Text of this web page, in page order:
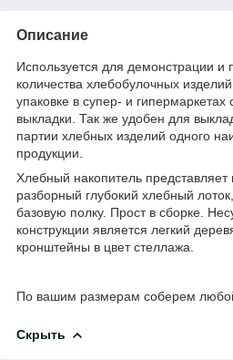
Описание
Используется для демонстрации и
количества хлебобулочных
упаковке в супер- и
выкладки. Так же удобен для
партии хлебных изделий одного
продукции.
Хлебный накопитель представляет
разборный глубокий хлебный
базовую полку. Прост в сборке.
конструкции является легкий
кронштейны в цвет стеллажа.
По вашим размерам соберем
Скрыть